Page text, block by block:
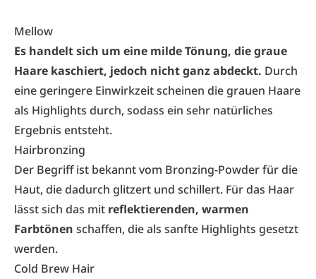
Mellow
Es handelt sich um eine milde Tönung, die graue
Haare kaschiert, jedoch nicht ganz abdeckt. Durch
eine geringere Einwirkzeit scheinen die grauen Haare
als Highlights durch, sodass ein sehr natürliches
Ergebnis entsteht.
Hairbronzing
Der Begriff ist bekannt vom Bronzing-Powder für die
Haut, die dadurch glitzert und schillert. Für das Haar
lässt sich das mit reflektierenden, warmen
Farbtönen schaffen, die als sanfte Highlights gesetzt
werden.
Cold Brew Hair